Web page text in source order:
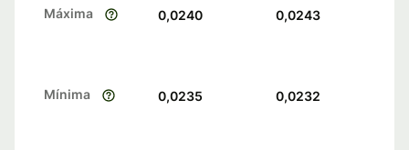
Máxima 0,0240 0,0243
Mínima 0,0235 0,0232